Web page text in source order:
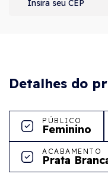
Detalhes do
PÚBLICO
Feminino
ACABAMENTO
Prata